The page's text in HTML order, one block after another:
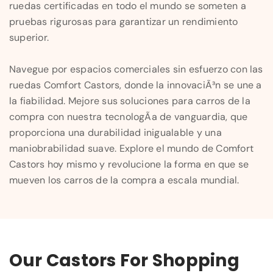
ruedas certificadas en todo el mundo se someten a
pruebas rigurosas para garantizar un rendimiento
superior.
Navegue por espacios comerciales sin esfuerzo con las
ruedas Comfort Castors, donde la innovaciÃ³n se une a
la fiabilidad. Mejore sus soluciones para carros de la
compra con nuestra tecnologÃ­a de vanguardia, que
proporciona una durabilidad inigualable y una
maniobrabilidad suave. Explore el mundo de Comfort
Castors hoy mismo y revolucione la forma en que se
mueven los carros de la compra a escala mundial.
Our Castors For Shopping